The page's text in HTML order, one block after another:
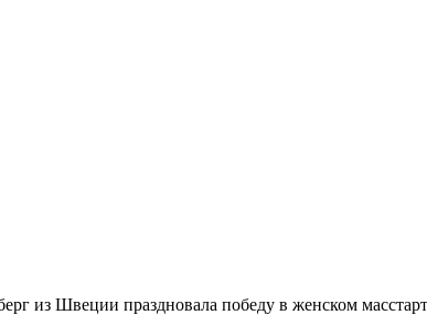
из Швеции праздновала победу в женском